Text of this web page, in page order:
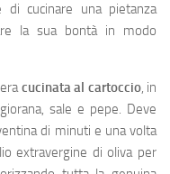
cucinare una pietanza
la sua bontà in modo
cucinata al cartoccio, in
sale e pepe. Deve
di minuti e una volta
extravergine di oliva per